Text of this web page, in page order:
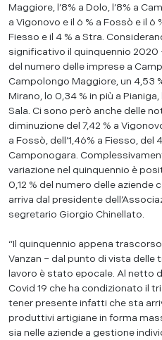
Maggiore, l’8% a Dolo, l’8% a
a Vigonovo e il 6 % a Fossò e il 6
Fiesso e il 4 % a Stra.
significativo il quinquennio 2020
del numero delle imprese a
Campolongo Maggiore, un 4,53
Mirano, lo 0,34 % in più a Pianiga,
Sala. Ci sono però anche delle
diminuzione del 7,42 % a
a Fossò, dell’1,46% a Fiesso, del
Camponogara.
variazione nel quinquennio è
0,12 % del numero delle aziende
arriva dal presidente
segretario Giorgio Chinellato.
“Il quinquennio appena
Vanzan – dal punto di vista
lavoro è stato epocale. Al netto
Covid 19 che ha condizionato il
tener presente infatti che sta
produttivi artigiane in forma
sia nelle aziende a gestione